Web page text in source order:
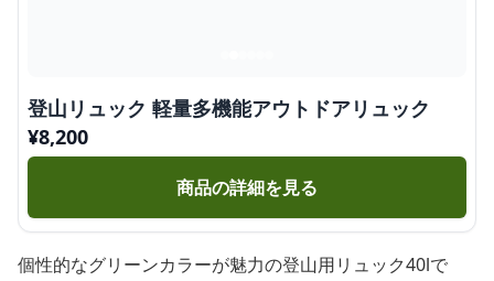
登山リュック 軽量多機能アウトドアリュック
¥8,200
商品の詳細を見る
個性的なグリーンカラーが魅力の登山用リュック40lで